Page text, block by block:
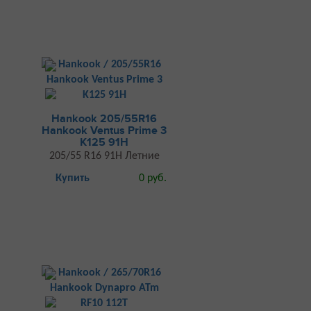
Hankook 205/55R16
Hankook Ventus Prime 3
K125 91H
205/55 R16 91H Летние
Купить
0 руб.